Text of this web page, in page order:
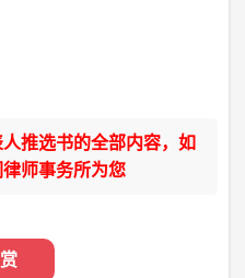
推选书的全部内容，如
师事务所为您